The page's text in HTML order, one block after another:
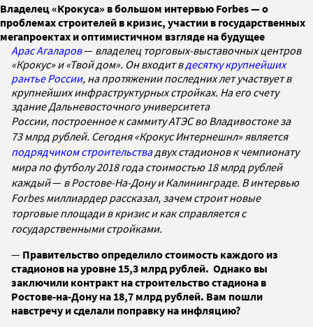
Владелец «Крокуса» в большом интервью Forbes — о
проблемах строителей в кризис, участии в государственных
мегапроектах и оптимистичном взгляде на будущее
Арас Агаларов— владелец торговых-выставочных центров
«Крокус» и «Твой дом». Он входит вдесятку крупнейших
рантье России, на протяжении последних лет участвует в
крупнейших инфраструктурных стройках. На его счету
здание Дальневосточного университета
России, построенноек саммиту АТЭС во Владивостоке за
73 млрд рублей. Сегодня «Крокус Интернешнл»является
подрядчиком строительствадвух стадионовк чемпионату
мира по футболу 2018 годастоимостью 18 млрд рублей
каждый— в Ростове-На-Дону и Калининграде. В интервью
Forbes миллиардер рассказал, зачем строит новые
торговые площади в кризис и как справляется с
государственными стройками.
— Правительство определило стоимость каждого из
стадионов на уровне 15,3 млрд рублей. Однако вы
заключили контракт на строительство стадиона в
Ростове-на-Дону на 18,7 млрд рублей. Вам пошли
навстречу и сделали поправку на инфляцию?